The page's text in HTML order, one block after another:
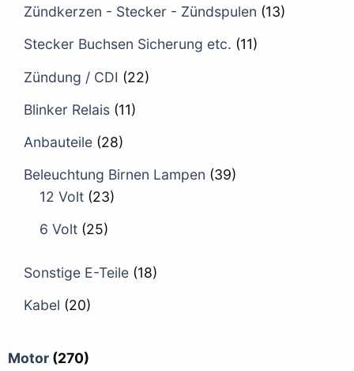
Zündkerzen - Stecker - Zündspulen (13)
Stecker Buchsen Sicherung etc. (11)
Zündung / CDI (22)
Blinker Relais (11)
Anbauteile (28)
Beleuchtung Birnen Lampen (39)
12 Volt (23)
6 Volt (25)
Sonstige E-Teile (18)
Kabel (20)
Motor (270)